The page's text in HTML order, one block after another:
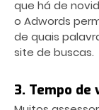
que há de
o Adwords
de quais
site de buscas.
3. Tempo de